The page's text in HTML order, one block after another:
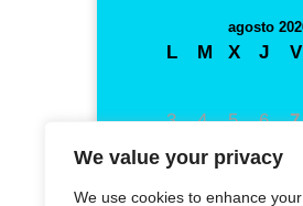
We value your privacy
We use cookies to enhance
agosto
L M X J V
3
4 5 6 7
10 11 12 13
17